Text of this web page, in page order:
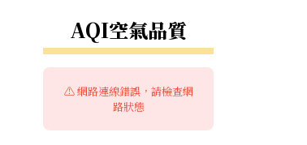
右邊區域內容
AQI空氣品質
⚠️ 網路連線錯誤，請檢查網
路狀態